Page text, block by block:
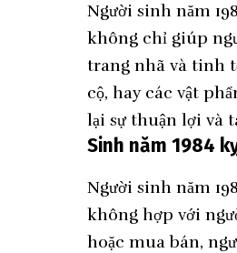
Người sinh năm
không chỉ giúp
trang nhã và tinh
cộ, hay các vật
lại sự thuận lợi và
Sinh năm 1984
Người sinh năm
không hợp với
hoặc mua bán,